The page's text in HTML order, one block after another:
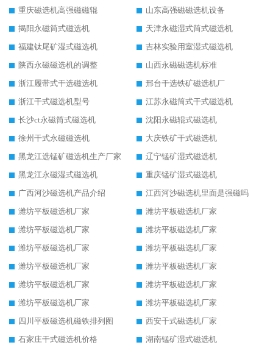
重庆磁选机高强磁磁辊
山东高强磁磁选机设备
揭阳永磁筒式磁选机
天津永磁湿式筒式磁选机
福建钛尾矿湿式磁选机
吉林实验用室湿式磁选机
陕西永磁磁选机的调整
山西永磁磁选机标准
浙江履带式干选磁选机
邢台干选铁矿磁选机厂
浙江干式磁选机型号
江苏永磁筒式干式磁选机
长沙ct永磁筒式磁选机
沈阳永磁辊式磁选机
徐州干式永磁磁选机
大庆铁矿干式磁选机
黑龙江选锰矿磁选机生产厂家
辽宁锰矿湿式磁选机
黑龙江永磁湿式磁选机
重庆锰矿湿式磁选机
广西河沙磁选机产品介绍
江西河沙磁选机里面是强磁吗
潍坊平板磁选机厂家
潍坊平板磁选机厂家
潍坊平板磁选机厂家
潍坊平板磁选机厂家
潍坊平板磁选机厂家
潍坊平板磁选机厂家
潍坊平板磁选机厂家
潍坊平板磁选机厂家
潍坊平板磁选机厂家
潍坊平板磁选机厂家
潍坊平板磁选机厂家
潍坊平板磁选机厂家
四川平板磁选机磁铁排列图
西安干式磁选机厂家
石家庄干式磁选机价格
湖南锰矿湿式磁选机